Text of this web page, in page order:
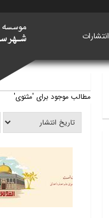
انتشارات خانه
مطالب موجود برای 'مثنوی'